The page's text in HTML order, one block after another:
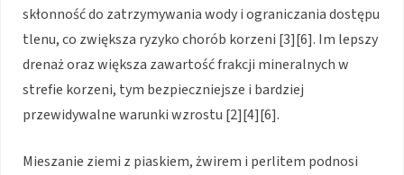
skłonność do zatrzymywania wody i ograniczania dostępu
tlenu, co zwiększa ryzyko chorób korzeni [3][6]. Im lepszy
drenaż oraz większa zawartość frakcji mineralnych w
strefie korzeni, tym bezpieczniejsze i bardziej
przewidywalne warunki wzrostu [2][4][6].
Mieszanie ziemi z piaskiem, żwirem i perlitem podnosi